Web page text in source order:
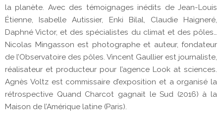
la planète. Avec des témoignages inédits de Jean-Louis
Étienne, Isabelle Autissier, Enki Bilal, Claudie Haigneré,
Daphné Victor, et des spécialistes du climat et des pôles…
Nicolas Mingasson est photographe et auteur, fondateur
de l’Observatoire des pôles. Vincent Gaullier est journaliste,
réalisateur et producteur pour l’agence Look at sciences.
Agnès Voltz est commissaire d’exposition et a organisé la
rétrospective Quand Charcot gagnait le Sud (2016) à la
Maison de l’Amérique latine (Paris).